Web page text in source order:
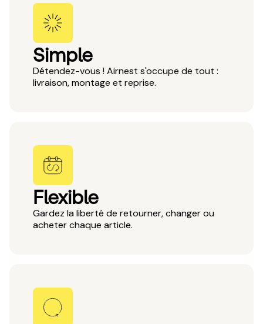
Simple
Détendez-vous ! Airnest s'occupe de tout :
livraison, montage et reprise.
Flexible
Gardez la liberté de retourner, changer ou
acheter chaque article.